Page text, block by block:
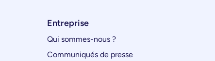
Entreprise
Qui sommes-nous ?
Communiqués de presse